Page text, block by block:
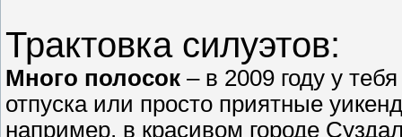
Трактовка силуэтов:
Много полосок – в 2009 году у
отпуска или просто приятные
например, в красивом городе